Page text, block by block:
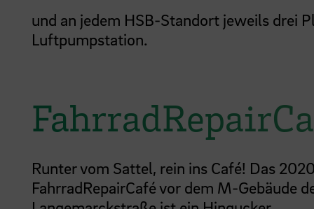
und an jedem HSB-Standort jeweils drei
Luftpumpstation.
Runter vom Sattel, rein ins Café! Das
FahrradRepairCafé vor dem M-Gebäude